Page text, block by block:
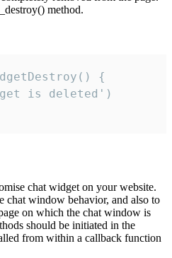
method.
{
is deleted')
chat widget on your website.
chat window behavior, and also to
on which the chat window is
should be initiated in the
from within a callback function